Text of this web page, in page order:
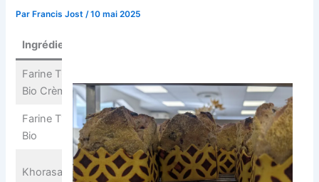
ParFrancis Jost/10 mai 2025
Ingrédients
Farine T65
Bio Crème
g
Farine T150
Bio
100
g
Khorasan
100